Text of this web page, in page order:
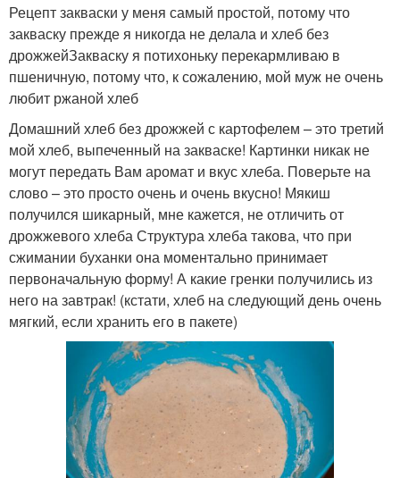
Рецепт закваски у меня самый простой, потому что
закваску прежде я никогда не делала и хлеб без
дрожжейЗакваску я потихоньку перекармливаю в
пшеничную, потому что, к сожалению, мой муж не очень
любит ржаной хлеб
Домашний хлеб без дрожжей с картофелем – это третий
мой хлеб, выпеченный на закваске! Картинки никак не
могут передать Вам аромат и вкус хлеба. Поверьте на
слово – это просто очень и очень вкусно! Мякиш
получился шикарный, мне кажется, не отличить от
дрожжевого хлеба Структура хлеба такова, что при
сжимании буханки она моментально принимает
первоначальную форму! А какие гренки получились из
него на завтрак! (кстати, хлеб на следующий день очень
мягкий, если хранить его в пакете)